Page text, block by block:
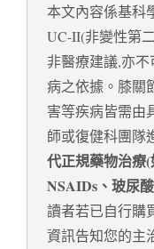
本文內容係基科
UC-II(非變性第
非醫療建議,亦
病之依據。膝關
害等疾病皆需由
師或復健科團隊
代正規藥物治療
NSAIDs、玻尿
讀者若已自行購
資訊告知您的主